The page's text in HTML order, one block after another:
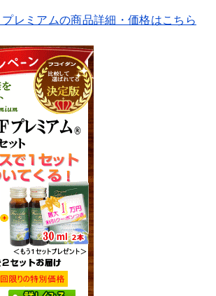
レミアムの商品詳細・価格はこちら